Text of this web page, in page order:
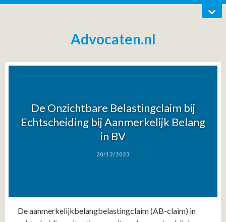
Advocaten.nl
De Onzichtbare Belastingclaim bij
Echtscheiding bij Aanmerkelijk Belang
in BV
20/12/2023
De aanmerkelijkbelangbelastingclaim (AB-claim) in